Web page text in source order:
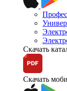
Скачать
Скачать